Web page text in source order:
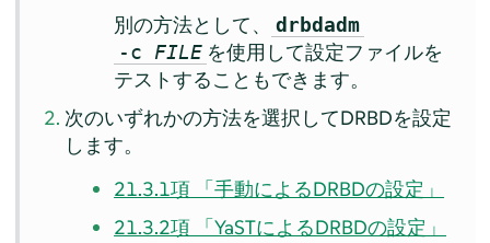
別の方法として、
drbdadm
-c FILE を使用して設定ファイルを
テストすることもできます。
次のいずれかの方法を選択してDRBDを設定
します。
21.3.1項 「手動によるDRBDの設定」
21.3.2項 「YaSTによるDRBDの設定」